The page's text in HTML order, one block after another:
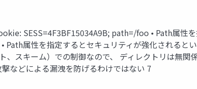
SESS=4F3BF15034A9B; path=/foo • Path属性
Path属性を指定するとセキュリティが強化されると
スキーム）での制御なので、 ディレクトリは無関
などによる漏洩を防げるわけではない 7